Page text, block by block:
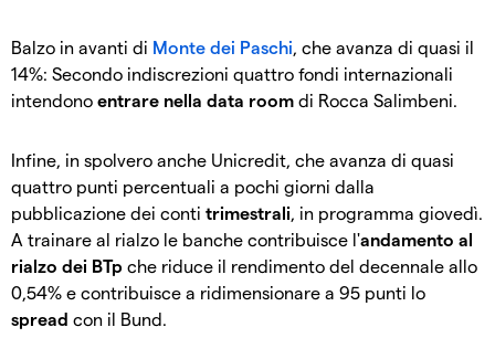
Balzo in avanti di Monte dei Paschi, che avanza di quasi il
14%: Secondo indiscrezioni quattro fondi internazionali
intendono entrare nella data room di Rocca Salimbeni.
Infine, in spolvero anche Unicredit, che avanza di quasi
quattro punti percentuali a pochi giorni dalla
pubblicazione dei conti trimestrali, in programma giovedì.
A trainare al rialzo le banche contribuisce l'andamento al
rialzo dei BTp che riduce il rendimento del decennale allo
0,54% e contribuisce a ridimensionare a 95 punti lo
spread con il Bund.